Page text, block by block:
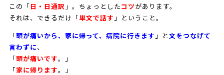
この「日・日通訳 」。ちょっとしたコツがあります。
それは、できるだけ「単文で話す 」ということ。
「頭が痛いから、家に帰って、病院に行きます 」と文をつなげて
言わずに、
「頭が痛いです。」
「家に帰ります。」